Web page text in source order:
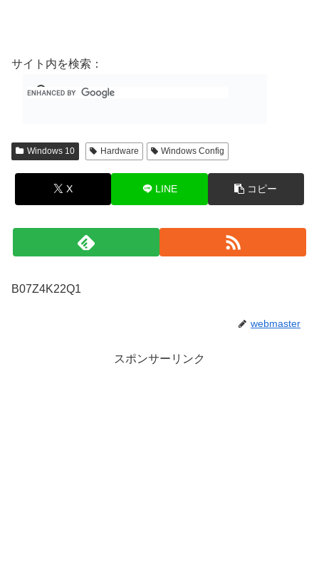
サイト内を検索：
Windows 10 Hardware Windows Config
X LINE コピー
B07Z4K22Q1
webmaster
スポンサーリンク